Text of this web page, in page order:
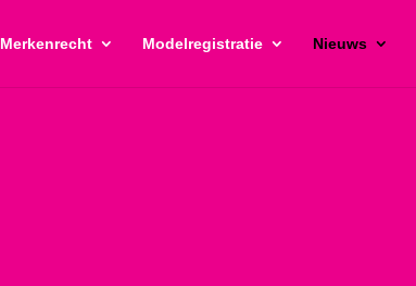
Merkenrecht Modelregistratie Nieuws